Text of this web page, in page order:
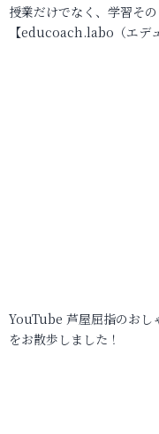
授業だけでなく、学習そ
【educoach.labo（エデ
YouTube 芦屋屈指のおし
をお散歩しました！